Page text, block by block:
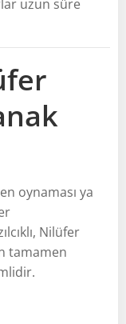
uzun süre
oynaması ya
Nilüfer
tamamen